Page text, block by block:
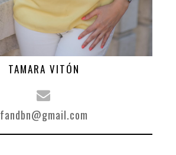
TAMARA VITÓN
fandbn@gmail.com